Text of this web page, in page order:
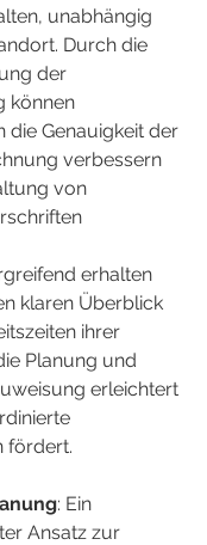
unabhängig
Durch die
der
können
die Genauigkeit der
verbessern
von
erhalten
klaren Überblick
ihrer
Planung und
erleichtert
fördert.
: Ein
Ansatz zur